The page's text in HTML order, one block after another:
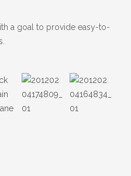
a goal to provide easy-to-